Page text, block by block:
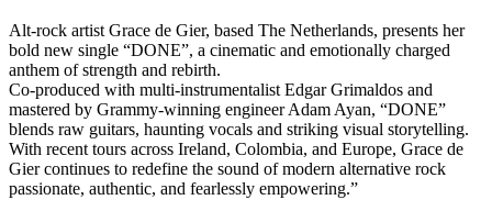
Alt-rock artist Grace de Gier, based The Netherlands, presents her
bold new single “DONE”, a cinematic and emotionally charged
anthem of strength and rebirth.
Co-produced with multi-instrumentalist Edgar Grimaldos and
mastered by Grammy-winning engineer Adam Ayan, “DONE”
blends raw guitars, haunting vocals and striking visual storytelling.
With recent tours across Ireland, Colombia, and Europe, Grace de
Gier continues to redefine the sound of modern alternative rock
passionate, authentic, and fearlessly empowering.”